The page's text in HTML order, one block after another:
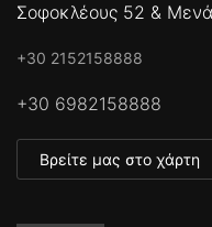
Σοφοκλέους 52 &
+30 2152158888
+30 6982158888
Βρείτε μας στο χάρτη